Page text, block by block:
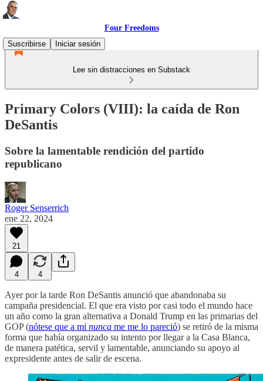
Four Freedoms
Suscribirse
Iniciar sesión
Lee sin distracciones en Substack
Primary Colors (VIII): la caída de Ron
DeSantis
Sobre la lamentable rendición del partido
republicano
Roger Senserrich
ene 22, 2024
21
4 4
Ayer por la tarde Ron DeSantis anunció que abandonaba su
campaña presidencial. El que era visto por casi todo el mundo hace
un año como la gran alternativa a Donald Trump en las primarias del
GOP (nótese que a mi nunca me me lo pareció) se retiró de la misma
forma que había organizado su intento por llegar a la Casa Blanca,
de manera patética, servil y lamentable, anunciando su apoyo al
expresidente antes de salir de escena.